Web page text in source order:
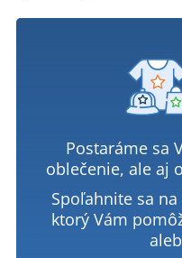
Postaráme sa
oblečenie, ale aj
Spoľahnite sa
ktorý Vám